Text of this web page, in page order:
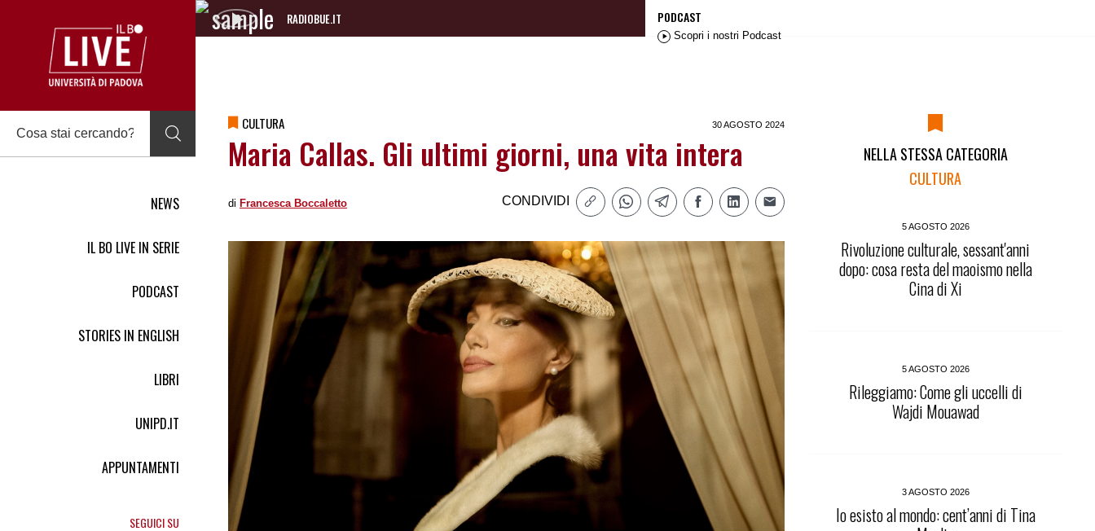
NEWS
IL BO LIVE IN SERIE
PODCAST
STORIES IN ENGLISH
LIBRI
UNIPD.IT
APPUNTAMENTI
SEGUICI SU
RADIOBUE.IT
Audio
PODCAST
Scopri i nostri Podcast
CULTURA 30 AGOSTO 2024
Maria Callas. Gli ultimi giorni, una vita intera
di Francesca Boccaletto CONDIVIDI
NELLA STESSA CATEGORIA
CULTURA
5 AGOSTO 2026
Rivoluzione culturale, sessant'anni
dopo: cosa resta del maoismo nella
Cina di Xi
5 AGOSTO 2026
Rileggiamo: Come gli uccelli di
Wajdi Mouawad
3 AGOSTO 2026
Io esisto al mondo: cent’anni di Tina